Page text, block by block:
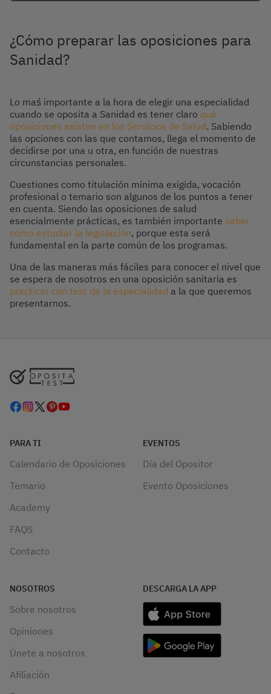
¿Cómo preparar las oposiciones para
Sanidad?
Lo maś importante a la hora de elegir una especialidad
cuando se oposita a Sanidad es tener claro qué
oposiciones existen en los Servicios de Salud. Sabiendo
las opciones con las que contamos, llega el momento de
decidirse por una u otra, en función de nuestras
circunstancias personales.
Cuestiones como titulación mínima exigida, vocación
profesional o temario son algunos de los puntos a tener
en cuenta. Siendo las oposiciones de salud
esencialmente prácticas, es también importante saber
cómo estudiar la legislación, porque esta será
fundamental en la parte común de los programas.
Una de las maneras más fáciles para conocer el nivel que
se espera de nosotros en una oposición sanitaria es
practicar con test de la especialidad a la que queremos
presentarnos.